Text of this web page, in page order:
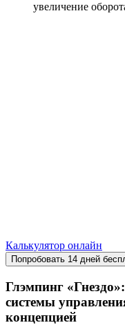
увеличение
Калькулятор онлайн
Попробовать 14 дней
Глэмпинг
системы
концепцией